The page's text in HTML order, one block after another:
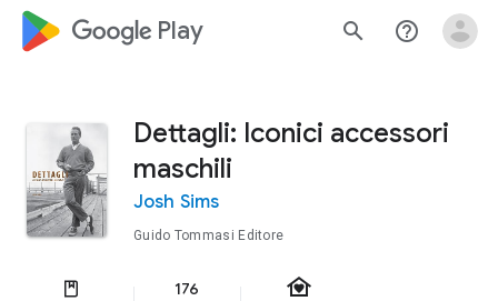
google_logo Play search help_outline
Dettagli: Iconici accessori
maschili
Josh Sims
Guido Tommasi Editore
176 family_home